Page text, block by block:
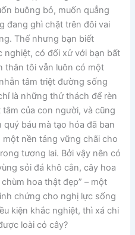
buông bỏ, muốn quẳng
đang ghì chặt trên đôi vai
Thế nhưng bạn biết
nghiệt, có đối xử với bạn bất
thân tôi vẫn luôn có một
tâm triệt đường sống
là những thử thách để rèn
của con người, và cũng
báu mà tạo hóa đã ban
nền tảng vững chãi cho
tương lai. Bởi vậy nên có
sỏi đá khô cằn, cây hoa
hoa thật đẹp” – một
chứng cho nghị lực sống
kiện khắc nghiệt, thì xá chi
loài cỏ cây?